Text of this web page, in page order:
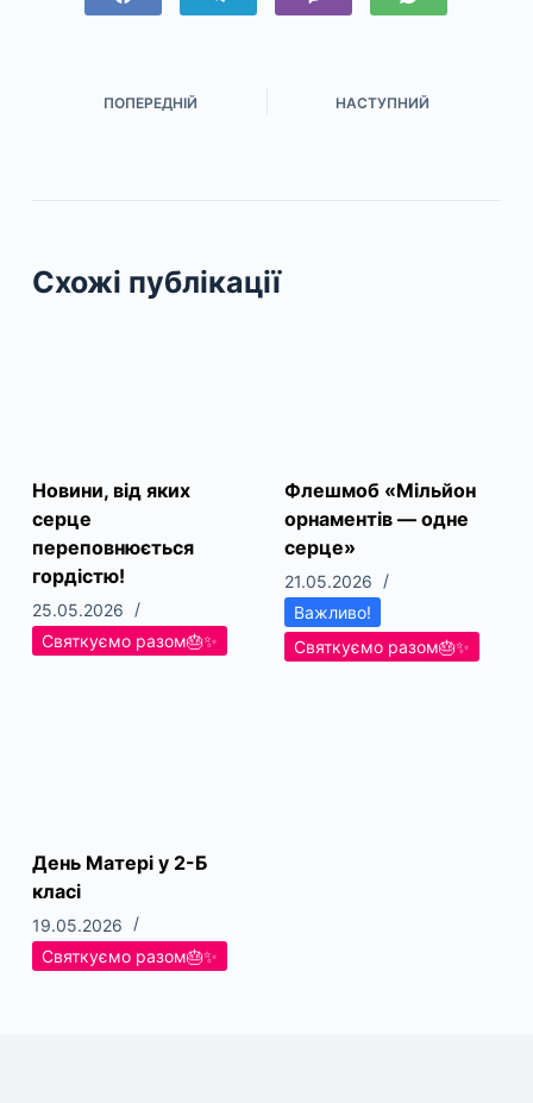
ПОПЕРЕДНІЙ НАСТУПНИЙ
Схожі публікації
Новини, від яких
серце
переповнюється
гордістю!
25.05.2026
Святкуємо разом🎂✨
Флешмоб «Мільйон
орнаментів — одне
серце»
21.05.2026
Важливо!
Святкуємо разом🎂✨
День Матері у 2-Б
класі
19.05.2026
Святкуємо разом🎂✨